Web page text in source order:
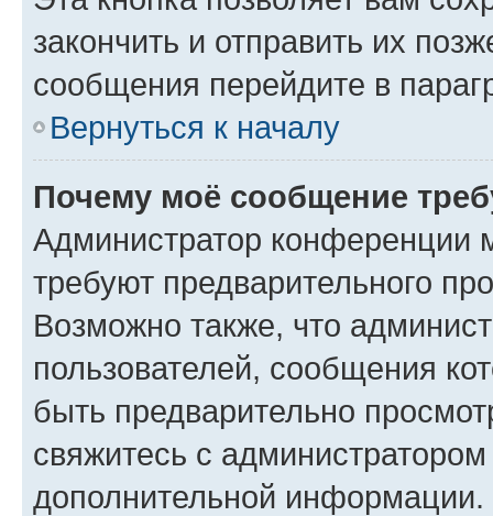
закончить и отправить их
сообщения перейдите в
Вернуться к началу
Почему моё сообщение
Администратор конференции
требуют предварительного
Возможно также, что
пользователей, сообщения
быть предварительно
свяжитесь с
дополнительной информации.